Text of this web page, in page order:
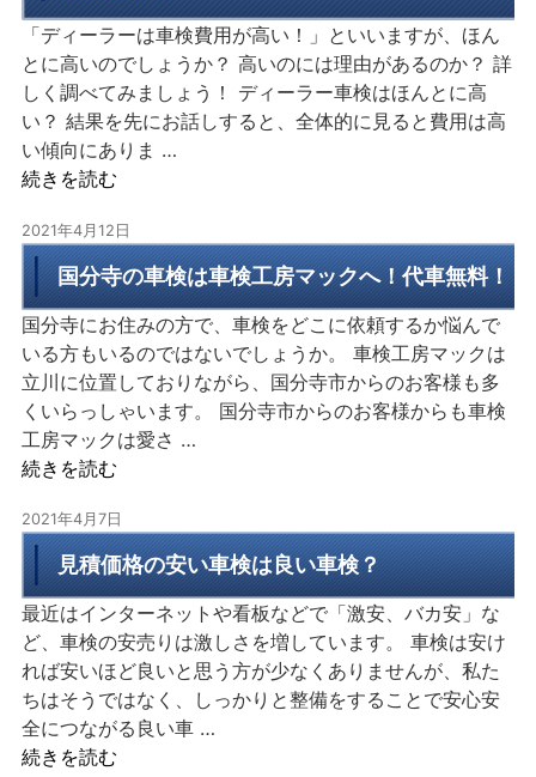
「ディーラーは車検費用が高い！」といいますが、ほん
とに高いのでしょうか？ 高いのには理由があるのか？ 詳
しく調べてみましょう！ ディーラー車検はほんとに高
い？ 結果を先にお話しすると、全体的に見ると費用は高
い傾向にありま …
続きを読む
2021年4月12日
国分寺の車検は車検工房マックへ！代車無料！
国分寺にお住みの方で、車検をどこに依頼するか悩んで
いる方もいるのではないでしょうか。 車検工房マックは
立川に位置しておりながら、国分寺市からのお客様も多
くいらっしゃいます。 国分寺市からのお客様からも車検
工房マックは愛さ …
続きを読む
2021年4月7日
見積価格の安い車検は良い車検？
最近はインターネットや看板などで「激安、バカ安」な
ど、車検の安売りは激しさを増しています。 車検は安け
れば安いほど良いと思う方が少なくありませんが、私た
ちはそうではなく、しっかりと整備をすることで安心安
全につながる良い車 …
続きを読む